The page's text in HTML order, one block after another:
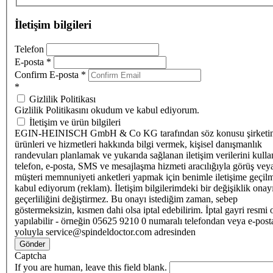
İletişim bilgileri
Telefon
E-posta *
Confirm E-posta *
*
Gizlilik Politikası
Gizlilik Politikasını okudum ve kabul ediyorum.
İletişim ve ürün bilgileri
EGIN-HEINISCH GmbH & Co KG tarafından söz konusu
ürünleri ve hizmetleri hakkında bilgi vermek, kişisel danışmanlık
randevuları planlamak ve yukarıda sağlanan iletişim verilerini
telefon, e-posta, SMS ve mesajlaşma hizmeti aracılığıyla görüş
müşteri memnuniyeti anketleri yapmak için benimle iletişime
kabul ediyorum (reklam). İletişim bilgilerimdeki bir değişiklik
geçerliliğini değiştirmez. Bu onayı istediğim zaman, sebep
göstermeksizin, kısmen dahi olsa iptal edebilirim. İptal gayri resmi
yapılabilir - örneğin 05625 9210 0 numaralı telefondan veya e-
yoluyla service@spindeldoctor.com adresinden
Gönder
Captcha
If you are human, leave this field blank.